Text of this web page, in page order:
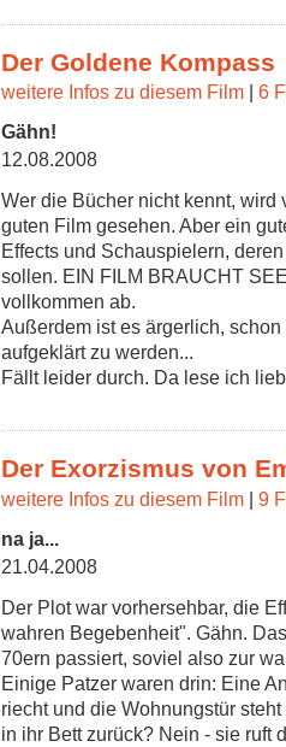
Der Goldene Kompass
weitere Infos zu diesem Film | 6
Gähn!
12.08.2008
Wer die Bücher nicht kennt,
guten Film gesehen. Aber ein
Effects und Schauspielern,
sollen. EIN FILM BRAUCHT
vollkommen ab.
Außerdem ist es ärgerlich,
aufgeklärt zu werden...
Fällt leider durch. Da lese ich
Der Exorzismus von
weitere Infos zu diesem Film | 9
na ja...
21.04.2008
Der Plot war vorhersehbar, die
wahren Begebenheit". Gähn.
70ern passiert, soviel also zur
Einige Patzer waren drin: Eine
riecht und die Wohnungstür
in ihr Bett zurück? Nein - sie ruft